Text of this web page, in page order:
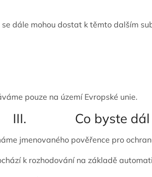
dále mohou dostat k těmto dalším
pouze na území Evropské unie.
III. Co byste dál
jmenovaného pověřence pro
k rozhodování na základě